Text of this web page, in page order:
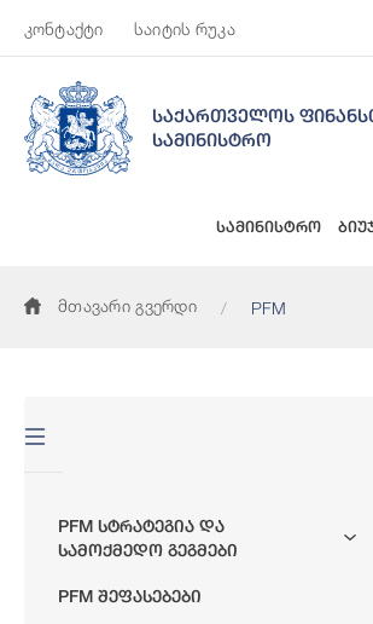
კონტაქტი საიტის რუკა
საქართველოს
სამინისტრო
სამინისტრო
მთავარი გვერდი PFM
PFM Სტრატეგია Და
Სამოქმედო Გეგმები
PFM Შეფასებები